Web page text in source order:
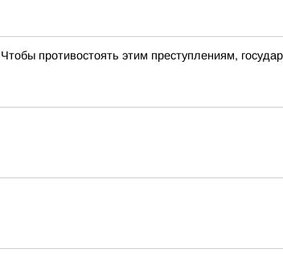
противостоять этим преступлениям,